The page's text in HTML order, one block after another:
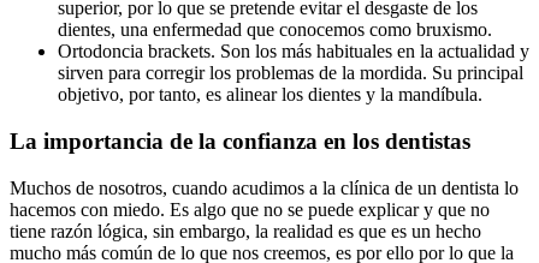
superior, por lo que se pretende evitar el desgaste de los
dientes, una enfermedad que conocemos como bruxismo.
Ortodoncia brackets. Son los más habituales en la actualidad y
sirven para corregir los problemas de la mordida. Su principal
objetivo, por tanto, es alinear los dientes y la mandíbula.
La importancia de la confianza en los dentistas
Muchos de nosotros, cuando acudimos a la clínica de un dentista lo
hacemos con miedo. Es algo que no se puede explicar y que no
tiene razón lógica, sin embargo, la realidad es que es un hecho
mucho más común de lo que nos creemos, es por ello por lo que la